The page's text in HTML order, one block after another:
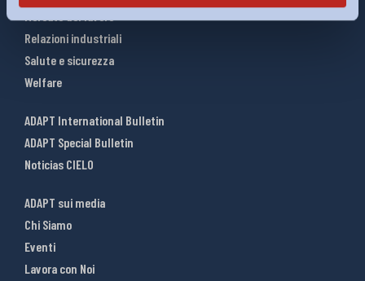
Relazioni industriali
Salute e sicurezza
Welfare
ADAPT International Bulletin
ADAPT Special Bulletin
Noticias CIELO
ADAPT sui media
Chi Siamo
Eventi
Lavora con Noi